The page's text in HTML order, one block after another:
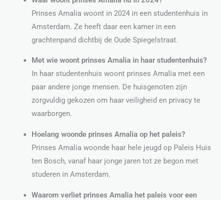
Prinses Amalia woont in 2024 in een studentenhuis in
Amsterdam. Ze heeft daar een kamer in een
grachtenpand dichtbij de Oude Spiegelstraat.
Met wie woont prinses Amalia in haar studentenhuis?
In haar studentenhuis woont prinses Amalia met een
paar andere jonge mensen. De huisgenoten zijn
zorgvuldig gekozen om haar veiligheid en privacy te
waarborgen.
Hoelang woonde prinses Amalia op het paleis?
Prinses Amalia woonde haar hele jeugd op Paleis Huis
ten Bosch, vanaf haar jonge jaren tot ze begon met
studeren in Amsterdam.
Waarom verliet prinses Amalia het paleis voor een